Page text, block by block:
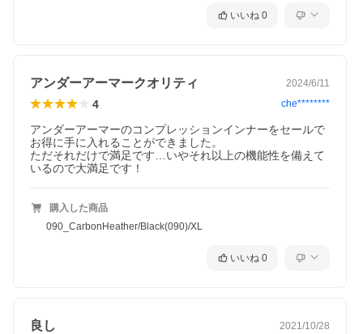
いいね 0
アンダーアーマークオリティ 2024/6/11
4 che********
アンダーアーマーのコンプレッションインナーをセールで
お得に手に入れることができました。
ただそれだけで満足です…いやそれ以上の機能性を備えて
いるので大満足です！
購入した商品
090_CarbonHeather/Black(090)/XL
いいね 0
良し 2021/10/28